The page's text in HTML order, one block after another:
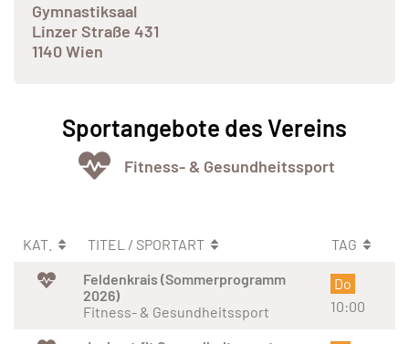
Gymnastiksaal
Linzer Straße 431
1140 Wien
Sportangebote des Vereins
Fitness- & Gesundheitssport
KAT. TITEL / SPORTART
TAG
Feldenkrais (Sommerprogramm
2026)
Fitness- & Gesundheitssport
Do
10:00